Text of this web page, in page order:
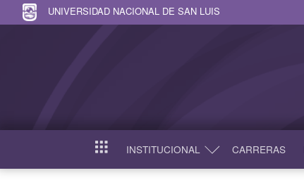
UNIVERSIDAD NACIONAL DE SAN LUIS
INICIO INSTITUCIONAL CARRERAS